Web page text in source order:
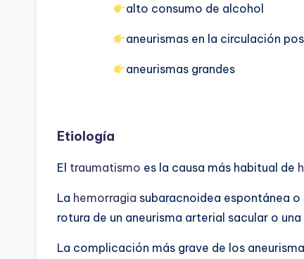
alto consumo de alcohol
aneurismas en la circulación
aneurismas grandes
Etiología
El traumatismo es la causa más habitual de
La hemorragia subaracnoidea espontánea
rotura de un aneurisma arterial sacular o
La complicación más grave de los